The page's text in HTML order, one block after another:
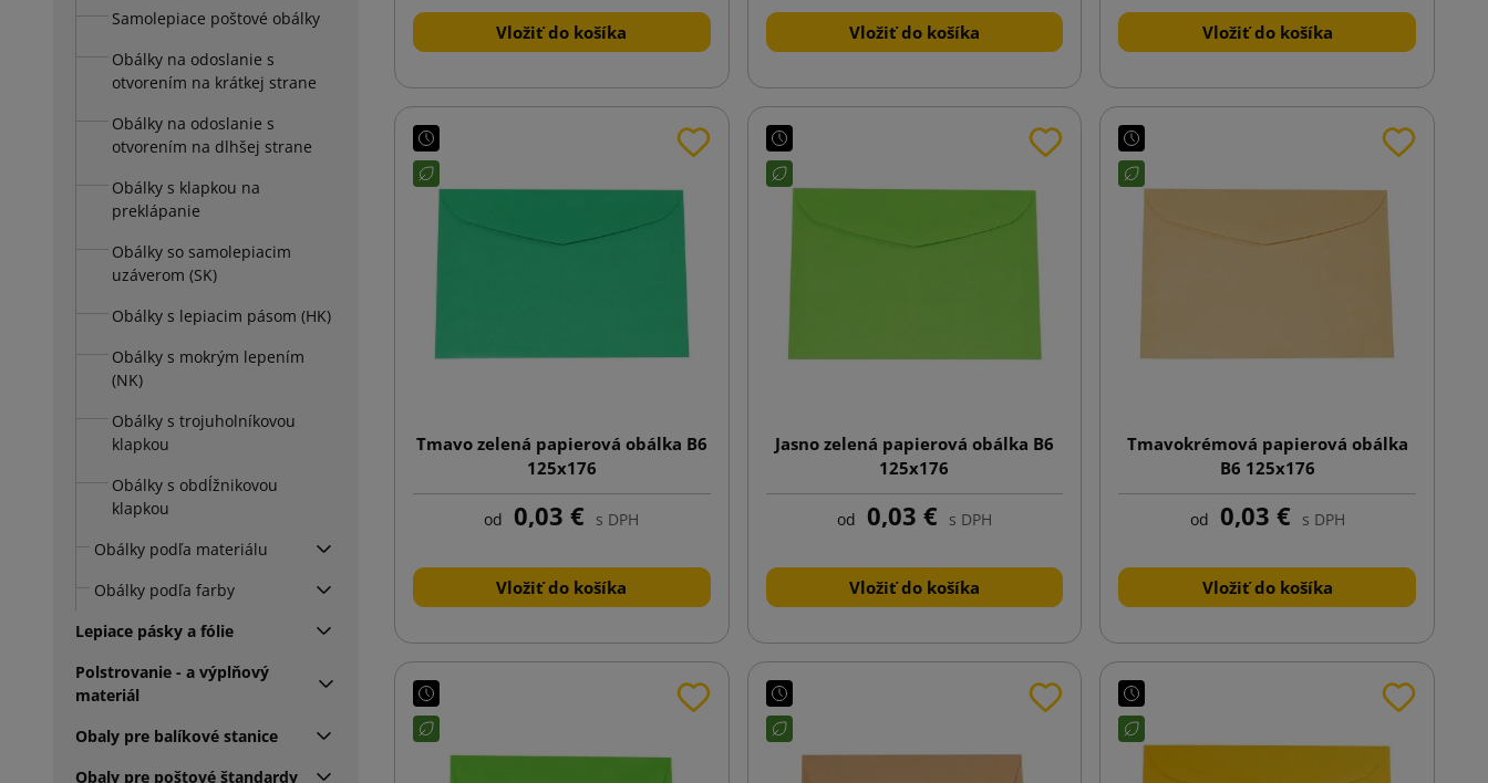
Samolepiace poštové obálky
Obálky na odoslanie s
otvorením na krátkej strane
Obálky na odoslanie s
otvorením na dlhšej strane
Obálky s klapkou na
preklápanie
Obálky so samolepiacim
uzáverom (SK)
Obálky s lepiacim pásom (HK)
Obálky s mokrým lepením
(NK)
Obálky s trojuholníkovou
klapkou
Obálky s obdĺžnikovou
klapkou
Obálky podľa materiálu
Obálky podľa farby
Lepiace pásky a fólie
Polstrovanie - a výplňový
materiál
Obaly pre balíkové stanice
Obaly pre poštové štandardy
Vložiť do košíka Vložiť do košíka Vložiť do košíka
Tmavo zelená papierová obálka B6
125x176
od 0,03 € s DPH
Vložiť do košíka
Jasno zelená papierová obálka B6
125x176
od 0,03 € s DPH
Vložiť do košíka
Tmavokrémová papierová obálka
B6 125x176
od 0,03 € s DPH
Vložiť do košíka